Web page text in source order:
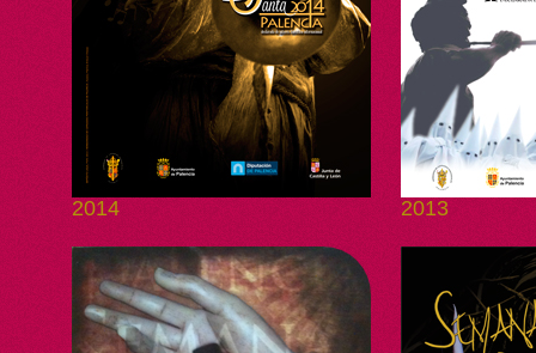
2014 2013